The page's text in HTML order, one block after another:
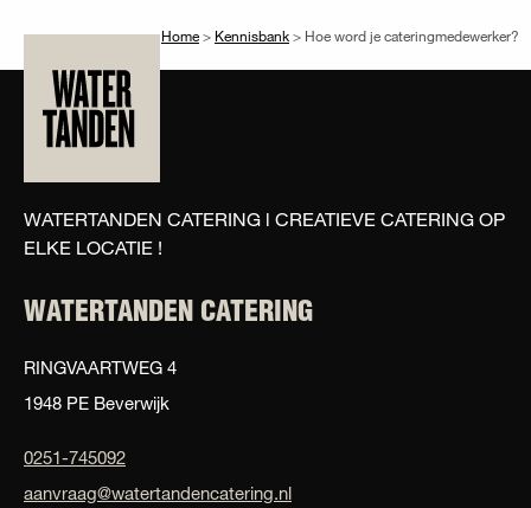
Home> Kennisbank> Hoe word je cateringmedewerker?
WATERTANDEN CATERING l CREATIEVE CATERING OP
ELKE LOCATIE !
WATERTANDEN CATERING
RINGVAARTWEG 4
1948 PE Beverwijk
0251-745092
aanvraag@watertandencatering.nl